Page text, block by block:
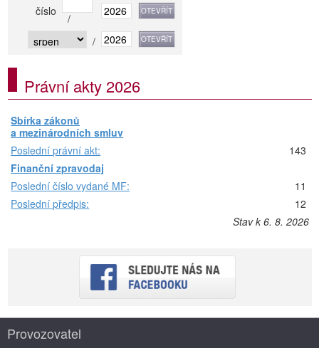
číslo
/
/
Právní akty 2026
Sbírka zákonů
a mezinárodních smluv
Poslední právní akt:
143
Finanční zpravodaj
Poslední číslo vydané MF:
11
Poslední předpis:
12
Stav k 6. 8. 2026
Provozovatel